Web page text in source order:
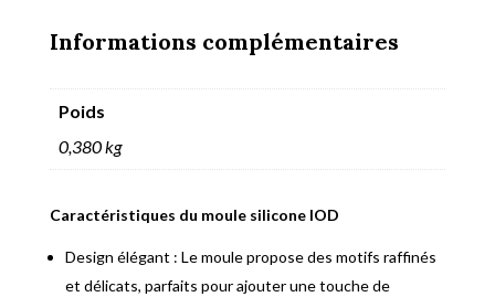
Informations complémentaires
Poids
0,380 kg
Caractéristiques du moule silicone IOD
Design élégant : Le moule propose des motifs raffinés
et délicats, parfaits pour ajouter une touche de